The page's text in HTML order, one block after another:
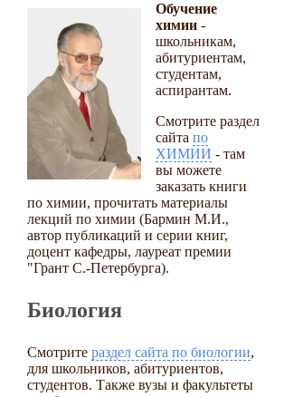
Обучение
химии -
школьникам,
абитуриентам,
студентам,
аспирантам.
Смотрите раздел
сайта по
ХИМИИ - там
вы можете
заказать книги
по химии, прочитать материалы
лекций по химии (Бармин М.И.,
автор публикаций и серии книг,
доцент кафедры, лауреат премии
"Грант С.-Петербурга).
Биология
Смотрите раздел сайта по биологии,
для школьников, абитуриентов,
студентов. Также вузы и факультеты